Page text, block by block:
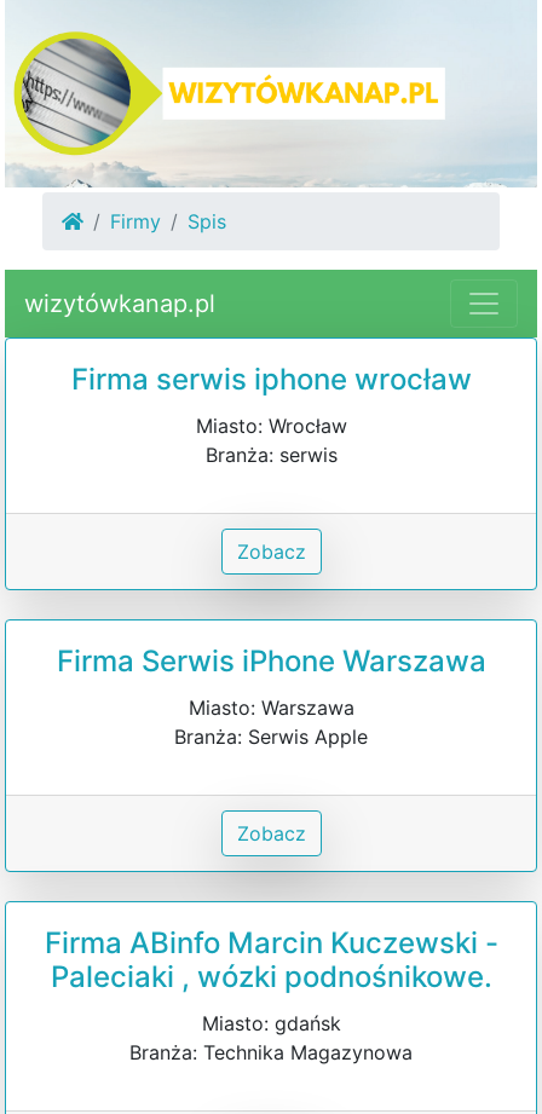
Firmy Spis
wizytówkanap.pl
Firma serwis iphone wrocław
Miasto: Wrocław
Branża: serwis
Zobacz
Firma Serwis iPhone Warszawa
Miasto: Warszawa
Branża: Serwis Apple
Zobacz
Firma ABinfo Marcin Kuczewski -
Paleciaki , wózki podnośnikowe.
Miasto: gdańsk
Branża: Technika Magazynowa